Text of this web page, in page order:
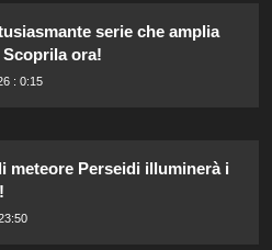
serie che amplia
Scoprila ora!
: 0:15
meteore Perseidi illuminerà i